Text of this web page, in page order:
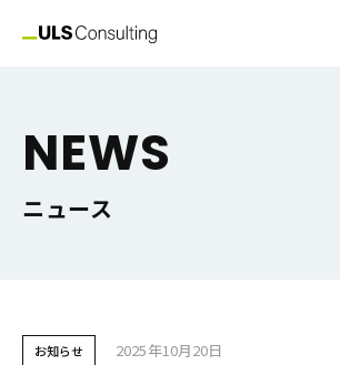
NEWS
ニュース
お知らせ 2025年10月20日